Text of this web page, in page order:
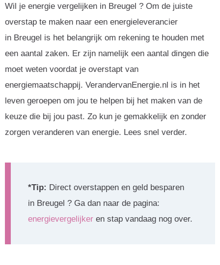
Wil je energie vergelijken in Breugel ? Om de juiste
overstap te maken naar een energieleverancier
in Breugel is het belangrijk om rekening te houden met
een aantal zaken. Er zijn namelijk een aantal dingen die
moet weten voordat je overstapt van
energiemaatschappij. VerandervanEnergie.nl is in het
leven geroepen om jou te helpen bij het maken van de
keuze die bij jou past. Zo kun je gemakkelijk en zonder
zorgen veranderen van energie. Lees snel verder.
*Tip: Direct overstappen en geld besparen
in Breugel ? Ga dan naar de pagina:
energievergelijker en stap vandaag nog over.